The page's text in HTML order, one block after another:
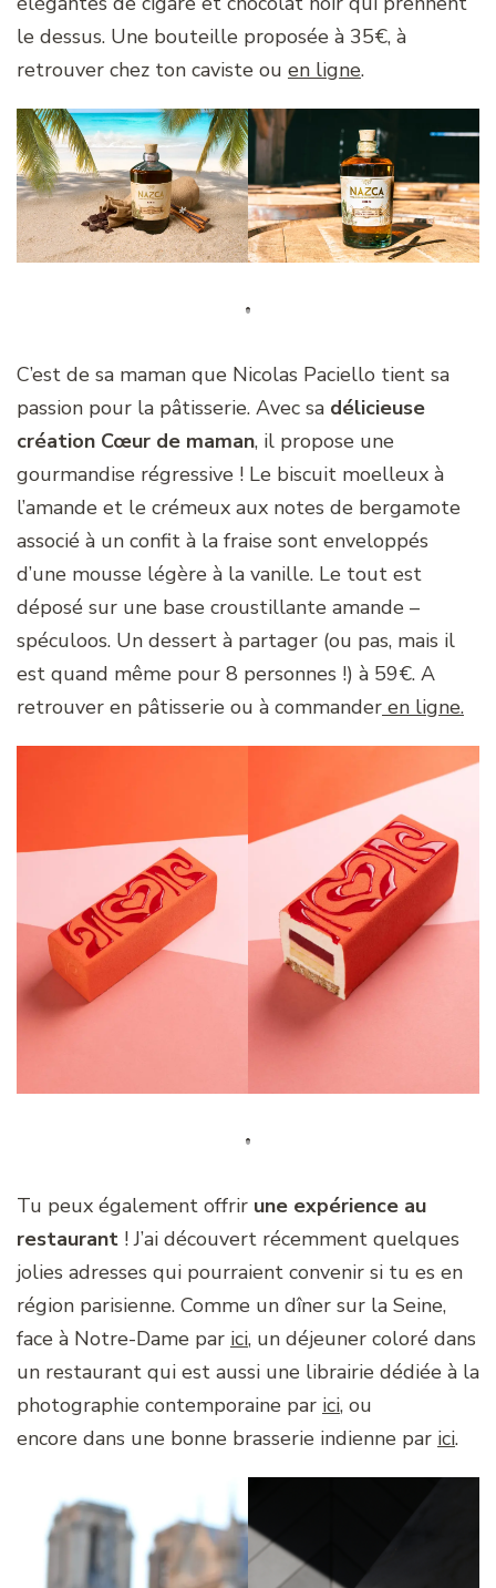
le dessus. Une bouteille proposée à 35€, à
retrouver chez ton caviste ou en ligne.
C’est de sa maman que Nicolas Paciello tient sa
passion pour la pâtisserie. Avec sa délicieuse
création Cœur de maman, il propose une
gourmandise régressive ! Le biscuit moelleux à
l’amande et le crémeux aux notes de bergamote
associé à un confit à la fraise sont enveloppés
d’une mousse légère à la vanille. Le tout est
déposé sur une base croustillante amande –
spéculoos. Un dessert à partager (ou pas, mais il
est quand même pour 8 personnes !) à 59€. A
retrouver en pâtisserie ou à commander en ligne.
Tu peux également offrir une expérience au
restaurant ! J’ai découvert récemment quelques
jolies adresses qui pourraient convenir si tu es en
région parisienne. Comme un dîner sur la Seine,
face à Notre-Dame par ici, un déjeuner coloré dans
un restaurant qui est aussi une librairie dédiée à la
photographie contemporaine par ici, ou
encore dans une bonne brasserie indienne par ici.